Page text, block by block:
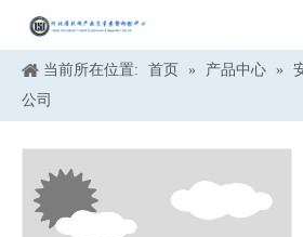
当前所在位置: 首页 » 产品中心 »
公司